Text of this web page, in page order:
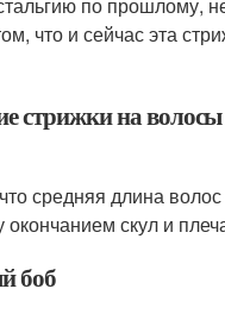
что и сейчас эта
стрижки на волосы
средняя длина
окончанием скул и
боб